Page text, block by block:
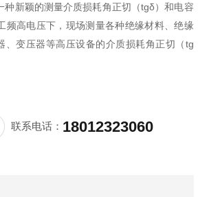
新颖的测量介质损耗角正切（tgδ）和电容
频高电压下，现场测量各种绝缘材料、绝缘
、变压器等高压设备的介质损耗角正切（tg
联系电话： 18012323060